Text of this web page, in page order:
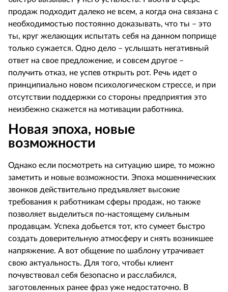
продаж подходит далеко не всем, а когда она связана с
необходимостью постоянно доказывать, что ты – это
ты, круг желающих испытать себя на данном поприще
только сужается. Одно дело – услышать негативный
ответ на свое предложение, и совсем другое –
получить отказ, не успев открыть рот. Речь идет о
принципиально новом психологическом стрессе, и при
отсутствии поддержки со стороны предприятия это
неизбежно скажется на мотивации работника.
Новая эпоха, новые
возможности
Однако если посмотреть на ситуацию шире, то можно
заметить и новые возможности. Эпоха мошеннических
звонков действительно предъявляет высокие
требования к работникам сферы продаж, но также
позволяет выделиться по-настоящему сильным
продавцам. Успеха добьется тот, кто сумеет быстро
создать доверительную атмосферу и снять возникшее
напряжение. А вот общение по шаблону утрачивает
свою актуальность. Для того, чтобы клиент
почувствовал себя безопасно и расслабился,
заготовленных ранее фраз уже недостаточно. В